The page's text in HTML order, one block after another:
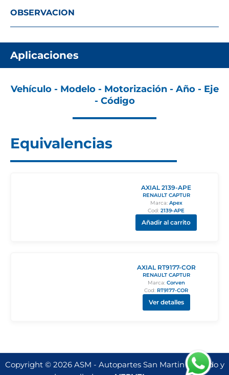
OBSERVACION
Aplicaciones
Vehículo - Modelo - Motorización - Año - Eje
- Código
Equivalencias
AXIAL 2139-APE
RENAULT CAPTUR
Marca: Apex
Cod: 2139-APE
Añadir al carrito
AXIAL RT9177-COR
RENAULT CAPTUR
Marca: Corven
Cod: RT9177-COR
Ver detalles
Copyright © 2026 ASM - Autopartes San Martin | Creado y